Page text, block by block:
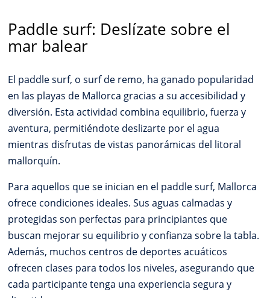
Paddle surf: Deslízate sobre el
mar balear
El paddle surf, o surf de remo, ha ganado popularidad
en las playas de Mallorca gracias a su accesibilidad y
diversión. Esta actividad combina equilibrio, fuerza y
aventura, permitiéndote deslizarte por el agua
mientras disfrutas de vistas panorámicas del litoral
mallorquín.
Para aquellos que se inician en el paddle surf, Mallorca
ofrece condiciones ideales. Sus aguas calmadas y
protegidas son perfectas para principiantes que
buscan mejorar su equilibrio y confianza sobre la tabla.
Además, muchos centros de deportes acuáticos
ofrecen clases para todos los niveles, asegurando que
cada participante tenga una experiencia segura y